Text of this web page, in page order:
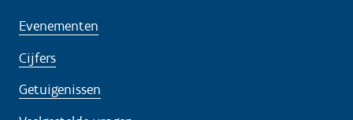
Evenementen
Cijfers
Getuigenissen